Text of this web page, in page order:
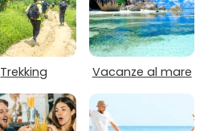
Trekking Vacanze al mare